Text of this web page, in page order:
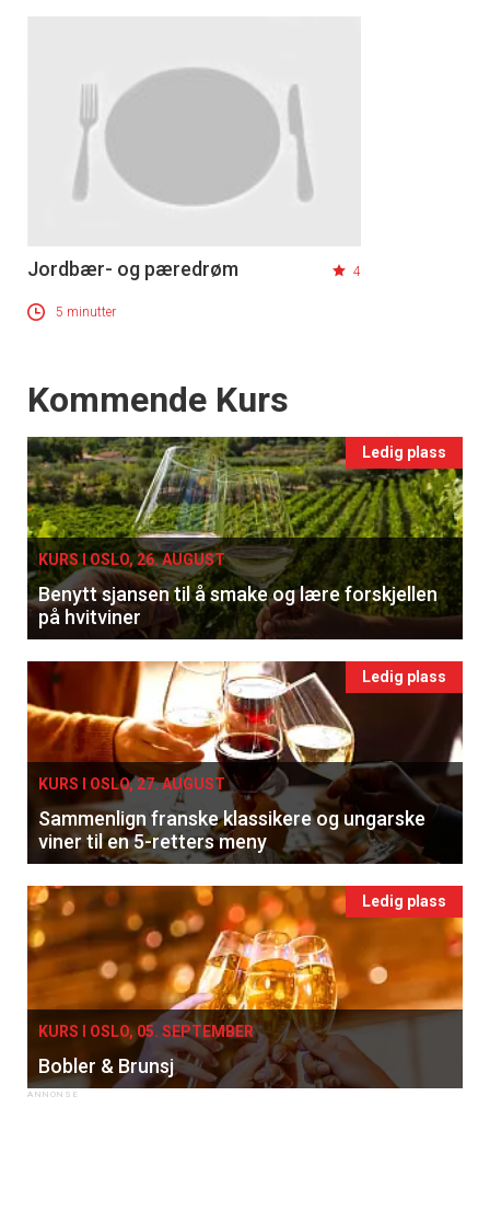
Jordbær- og pæredrøm 4
5 minutter
Events
Kommende Kurs
Ledig plass
KURS I OSLO, 26. AUGUST
Benytt sjansen til å smake og lære forskjellen
på hvitviner
Ledig plass
KURS I OSLO, 27. AUGUST
Sammenlign franske klassikere og ungarske
viner til en 5-retters meny
Ledig plass
KURS I OSLO, 05. SEPTEMBER
Bobler & Brunsj